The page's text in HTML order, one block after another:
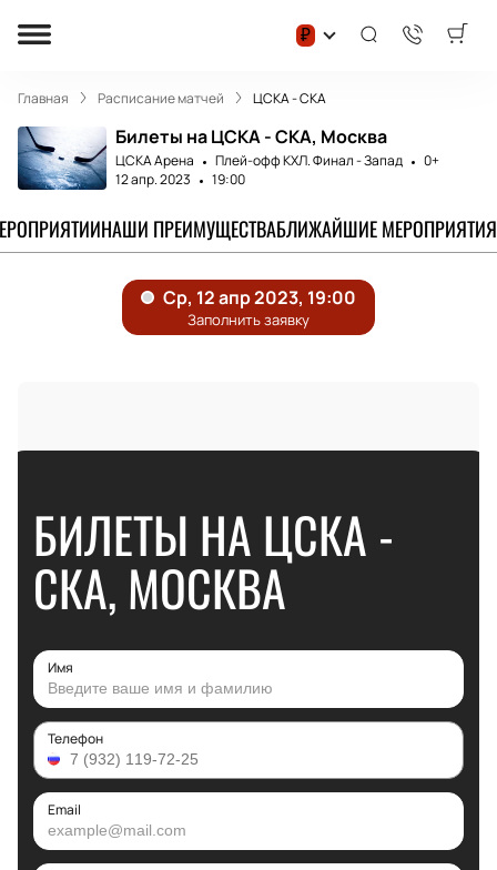
₽
Главная Расписание матчей ЦСКА - СКА
Билеты на ЦСКА - СКА, Москва
ЦСКА Арена Плей-офф КХЛ. Финал - Запад
0+
12 апр. 2023
19:00
НАШИ ПРЕИМУЩЕСТВАБЛИЖАЙШИЕ МЕРОПРИЯТИЯ
БИЛЕТЫ НА ЦСКА -
СКА, МОСКВА
Имя
Телефон
Email